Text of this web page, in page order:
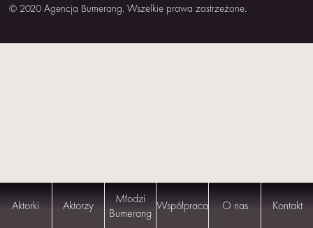
Aktorki Aktorzy
Młodzi
Bumerang Współpraca O nas Kontakt
© 2020 Agencja Bumerang. Wszelkie prawa zastrzeżone.